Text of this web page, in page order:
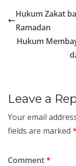
Hukum Zakat
Ramadan
Hukum
Leave a
Your email
fields are marked *
Comment*